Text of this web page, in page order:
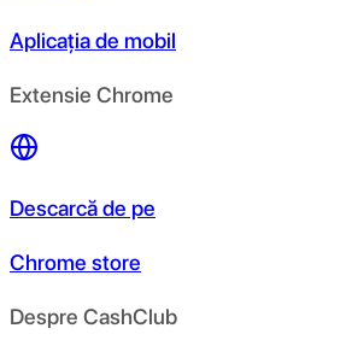
Aplicația de mobil
Extensie Chrome
Descarcă de pe
Chrome store
Despre CashClub